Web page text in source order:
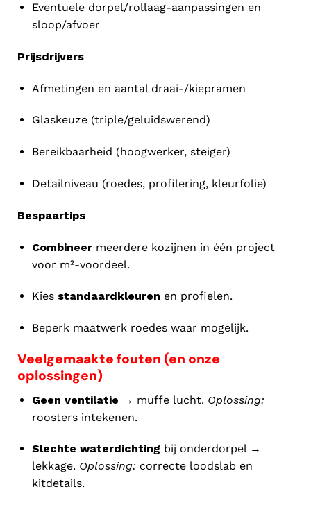
Eventuele dorpel/rollaag-aanpassingen en
sloop/afvoer
Prijsdrijvers
Afmetingen en aantal draai-/kiepramen
Glaskeuze (triple/geluidswerend)
Bereikbaarheid (hoogwerker, steiger)
Detailniveau (roedes, profilering, kleurfolie)
Bespaartips
Combineermeerdere kozijnen in één project
voor m²-voordeel.
Kies standaardkleuren en profielen.
Beperk maatwerk roedes waar mogelijk.
Veelgemaakte fouten (en onze
oplossingen)
Geen ventilatie → muffe lucht. Oplossing:
roosters intekenen.
Slechte waterdichting bij onderdorpel →
lekkage. Oplossing: correcte loodslab en
kitdetails.